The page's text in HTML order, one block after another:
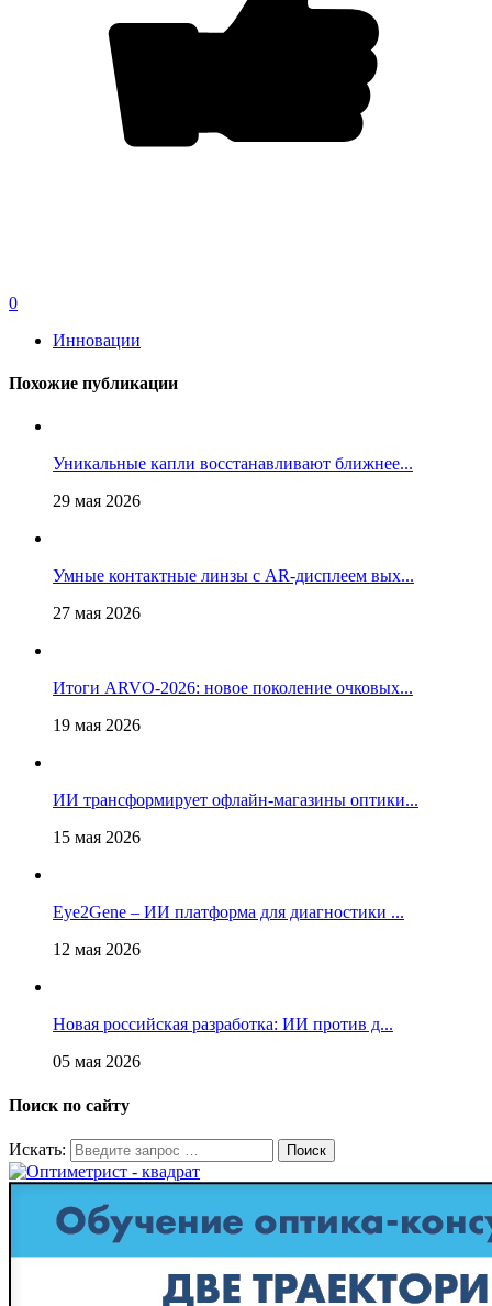
0
Инновации
Похожие публикации
Уникальные капли восстанавливают ближнее...
29 мая 2026
Умные контактные линзы с AR-дисплеем вых...
27 мая 2026
Итоги ARVO-2026: новое поколение очковых...
19 мая 2026
ИИ трансформирует офлайн‑магазины оптики...
15 мая 2026
Eye2Gene – ИИ платформа для диагностики ...
12 мая 2026
Новая российская разработка: ИИ против д...
05 мая 2026
Поиск по сайту
Искать: